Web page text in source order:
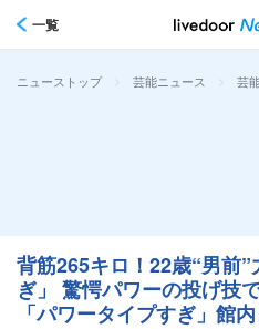
一覧
ニューストップ > 芸能ニュース > 芸
背筋265キロ！22歳“男前
ぎ」 驚愕パワーの投げ技
「パワータイプすぎ」館